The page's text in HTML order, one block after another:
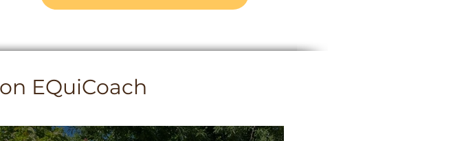
EQuiCoach